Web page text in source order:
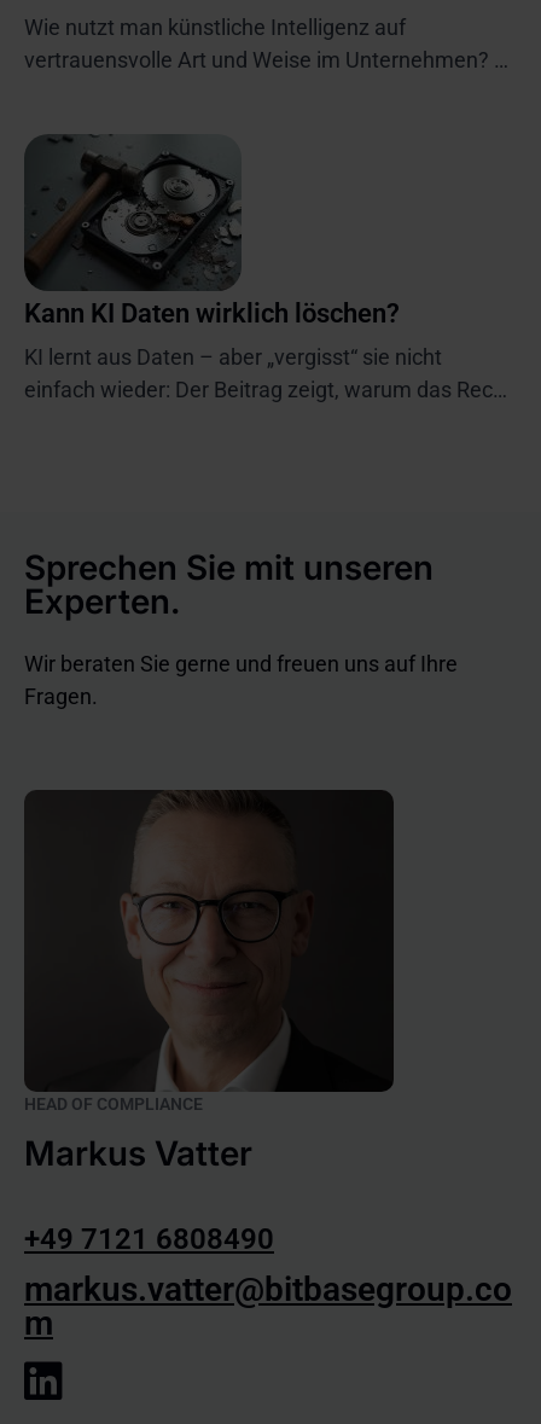
Wie nutzt man künstliche Intelligenz auf
vertrauensvolle Art und Weise im Unternehmen?
insbesondere bei Hochrisiko-Systemen im Fokus.
Vertiefen Sie ihr Wissen und kommen Sie dem
Verbindungen zwischen Freigabeprozessen,
Schulungspflichten und der Rolle eines KI-
Beauftragten als entscheidende Schnittstelle im
Unternehmen bei der Nutzung von KI im
Unternehmen näher.
Kann KI Daten wirklich löschen?
KI lernt aus Daten – aber „vergisst“ sie nicht
einfach wieder: Der Beitrag zeigt, warum das Recht
setzen sollten (Datensparsamkeit, Transparenz,
DSFA), damit Löschanfragen gar nicht erst zum
Risiko werden.
Sprechen Sie mit unseren
Experten.
Wir beraten Sie gerne und freuen uns auf Ihre
Fragen.
HEAD OF COMPLIANCE
Markus Vatter
+49 7121 6808490
markus.vatter@bitbasegroup.co
m